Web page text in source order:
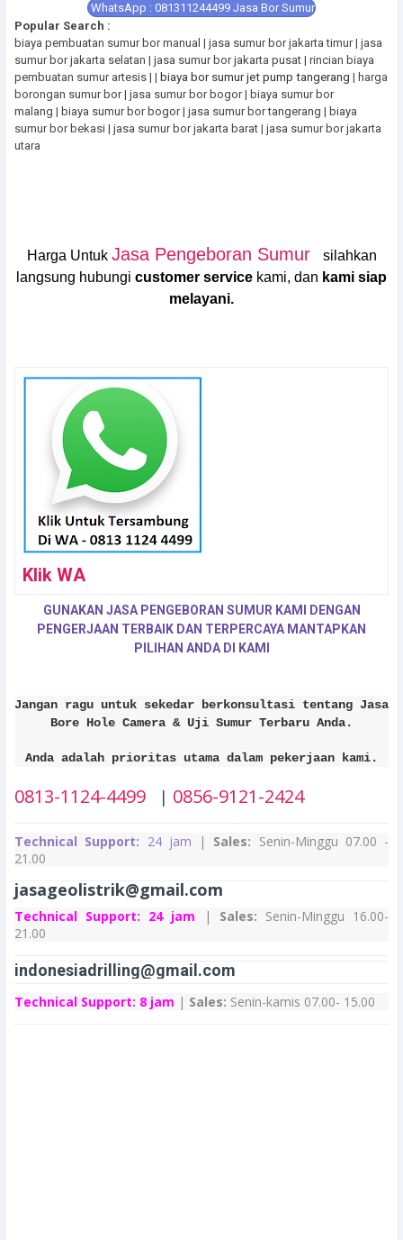
WhatsApp : 081311244499 Jasa Bor Sumur
Popular Search :
biaya pembuatan sumur bor manual | jasa sumur bor jakarta timur | jasa
sumur bor jakarta selatan | jasa sumur bor jakarta pusat | rincian biaya
pembuatan sumur artesis | | biaya bor sumur jet pump tangerang | harga
borongan sumur bor | jasa sumur bor bogor | biaya sumur bor
malang | biaya sumur bor bogor | jasa sumur bor tangerang | biaya
sumur bor bekasi | jasa sumur bor jakarta barat | jasa sumur bor jakarta
utara
Harga Untuk Jasa Pengeboran Sumur
silahkan
langsung hubungi customer service kami, dan kami siap
melayani.
Klik WA
GUNAKAN JASA PENGEBORAN SUMUR KAMI DENGAN
PENGERJAAN TERBAIK DAN TERPERCAYA MANTAPKAN
PILIHAN ANDA DI KAMI
Jangan ragu untuk sekedar berkonsultasi tentang Jasa
Bore Hole Camera & Uji Sumur Terbaru Anda.
Anda adalah prioritas utama dalam pekerjaan kami.
0813-1124-4499 | 0856-9121-2424
Technical Support: 24 jam | Sales: Senin-Minggu 07.00 -
21.00
jasageolistrik@gmail.com
Technical Support: 24 jam | Sales: Senin-Minggu 16.00-
21.00
indonesiadrilling@gmail.com
Technical Support: 8 jam | Sales: Senin-kamis 07.00- 15.00